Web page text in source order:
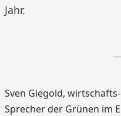
Jahr.
Sven Giegold,
Sprecher der Grünen im